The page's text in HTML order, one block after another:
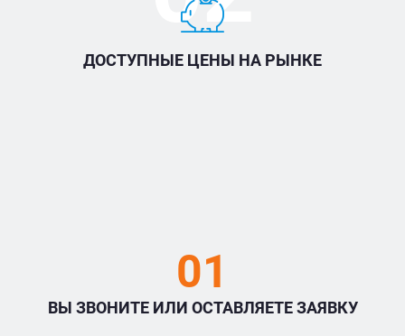
ДОСТУПНЫЕ ЦЕНЫ НА РЫНКЕ
01
ВЫ ЗВОНИТЕ ИЛИ ОСТАВЛЯЕТЕ ЗАЯВКУ